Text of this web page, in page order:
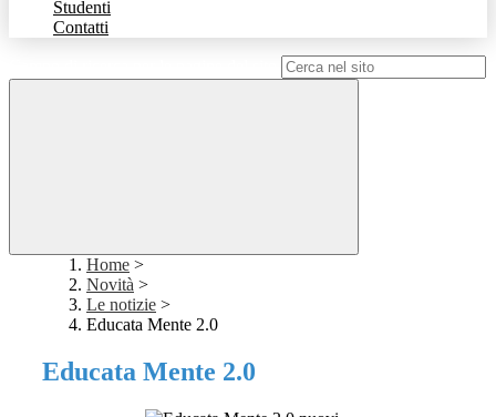
Studenti
Contatti
Home >
Novità >
Le notizie >
Educata Mente 2.0
Educata Mente 2.0